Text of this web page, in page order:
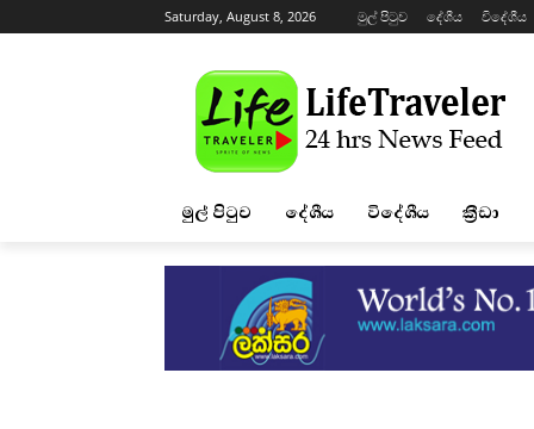
Saturday, August 8, 2026 මුල් පිටුව දේශීය විදේශීය
මුල් පිටුව දේශීය විදේශීය ක්‍රීඩා